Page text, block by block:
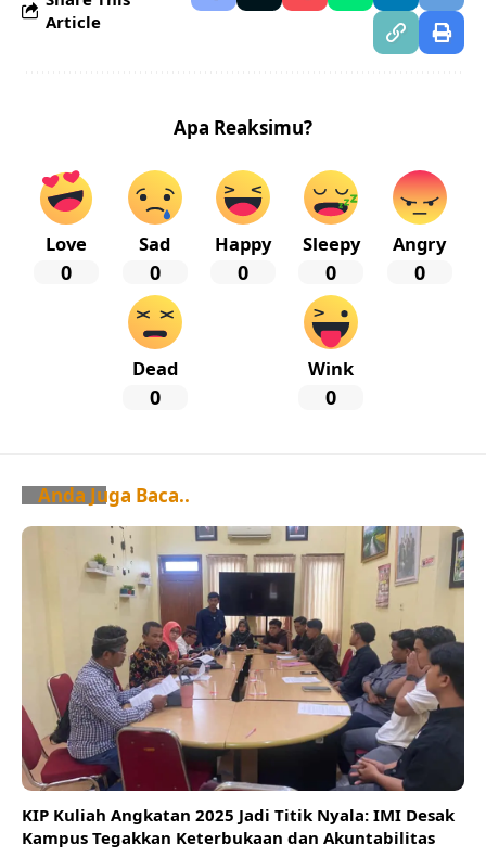
Article
Apa Reaksimu?
Love
0
Sad
0
Happy
0
Sleepy
0
Angry
0
Dead
0
Wink
0
Anda Juga Baca..
KIP Kuliah Angkatan 2025 Jadi Titik Nyala: IMI Desak
Kampus Tegakkan Keterbukaan dan Akuntabilitas